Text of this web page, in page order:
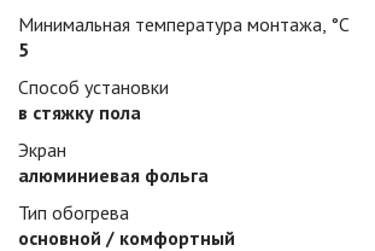
Минимальная температура монтажа, °С
5
Способ установки
в стяжку пола
Экран
алюминиевая фольга
Тип обогрева
основной / комфортный